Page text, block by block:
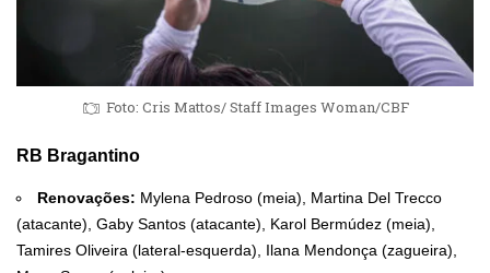
Foto: Cris Mattos/ Staff Images Woman/CBF
RB Bragantino
Renovações: Mylena Pedroso (meia), Martina Del Trecco
(atacante), Gaby Santos (atacante), Karol Bermúdez (meia),
Tamires Oliveira (lateral-esquerda), Ilana Mendonça (zagueira),